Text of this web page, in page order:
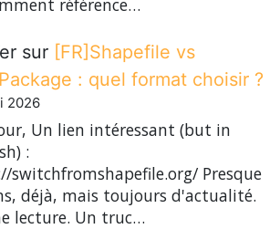
référence…
sur [FR]Shapefile vs
: quel format choisir ?
2026
Un lien intéressant (but in
:
switchfromshapefile.org/ Presque
déjà, mais toujours d'actualité.
lecture. Un truc…